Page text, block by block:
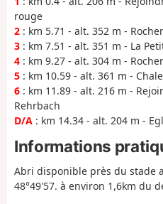
rouge
2 : km 5.71 - alt. 352 m -
3 : km 7.51 - alt. 351 m - La
4 : km 9.27 - alt. 304 m -
5 : km 10.59 - alt. 361 m -
6 : km 11.89 - alt. 216 m -
Rehrbach
D/A : km 14.34 - alt. 204 m -
Informations
Abri disponible près du stade
48°49'57. à environ 1,6km du